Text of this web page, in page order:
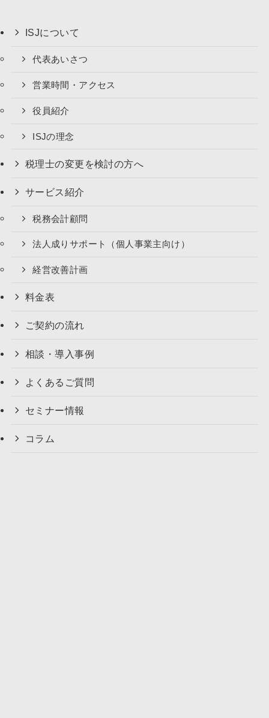
ISJについて
代表あいさつ
営業時間・アクセス
役員紹介
ISJの理念
税理士の変更を検討の方へ
サービス紹介
税務会計顧問
法人成りサポート（個人事業主向け）
経営改善計画
料金表
ご契約の流れ
相談・導入事例
よくあるご質問
セミナー情報
コラム